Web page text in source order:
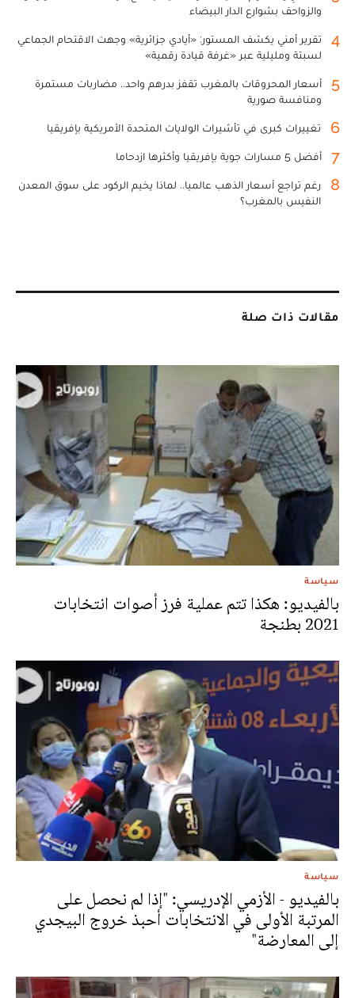
والزواحف بشوارع الدار البيضاء
4
تقرير أمني يكشف المستور: «أيادي جزائرية» وجهت الاقتحام الجماعي
لسبتة ومليلية عبر «غرفة قيادة رقمية»
5
أسعار المحروقات بالمغرب تقفز بدرهم واحد.. مضاربات مستمرة
ومنافسة صورية
6 تغييرات كبرى في تأشيرات الولايات المتحدة الأمريكية بإفريقيا
7 أفضل 5 مسارات جوية بإفريقيا وأكثرها ازدحاما
8
رغم تراجع أسعار الذهب عالميا.. لماذا يخيم الركود على سوق المعدن
النفيس بالمغرب؟
مقالات ذات صلة
سياسة
بالفيديو: هكذا تتم عملية فرز أصوات انتخابات
2021 بطنجة
سياسة
بالفيديو - الأزمي الإدريسي: "إذا لم نحصل على
المرتبة الأولى في الانتخابات أحبذ خروج البيجدي
إلى المعارضة"